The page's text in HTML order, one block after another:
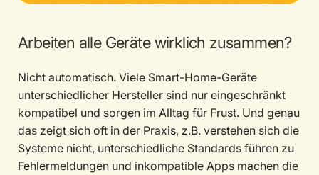
Arbeiten alle Geräte wirklich zusammen?
Nicht automatisch. Viele Smart-Home-Geräte
unterschiedlicher Hersteller sind nur eingeschränkt
kompatibel und sorgen im Alltag für Frust. Und genau
das zeigt sich oft in der Praxis, z.B. verstehen sich die
Systeme nicht, unterschiedliche Standards führen zu
Fehlermeldungen und inkompatible Apps machen die